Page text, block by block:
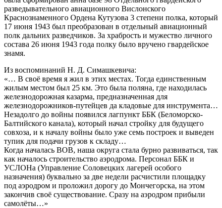
разведывательного авиационного Вислонского
Краснознаменного Ордена Кутузова 3 степени полка, который
17 июня 1943 был преобразован в отдельный авиационный
полк дальних разведчиков. За храбрость и мужество личного
состава 26 июня 1943 года полку было вручено гвардейское
знамя.
Из воспоминаний Н. Д. Симашкевича:
«… В своё время я жил в этих местах. Тогда единственным
жилым местом был 25 км. Это была поляна, где находилась
железнодорожная казарма, предназначенная для
железнодорожников-путейцев да кладовые для инструмента…
Незадолго до войны появился лагпункт ББК (Беломорско-
Балтийского канала), который начал стройку для будущего
совхоза, и к началу войны было уже семь построек и выведен
тупик для подачи грузов к складу…
Когда началась ВОВ, наша округа стала бурно развиваться, так
как началось строительство аэродрома. Персонал ББК и
УСЛОНа (Управление Соловецких лагерей особого
назначения) буквально за две недели расчистили площадку
под аэродром и проложил дорогу до Мончегорска, на этом
закончив своё существование. Сразу на аэродром прибыли
самолёты…»